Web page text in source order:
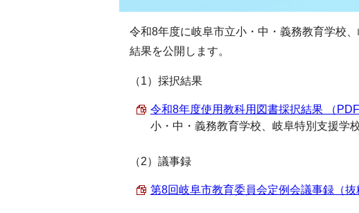
令和8年度に岐阜市立小・中・義務教育学校
結果を公開します。
（1）採択結果
令和8年度使用教科用図書採択結果 （PDF
小・中・義務教育学校、岐阜特別支援学
（2）議事録
第8回岐阜市教育委員会定例会議事録（抜